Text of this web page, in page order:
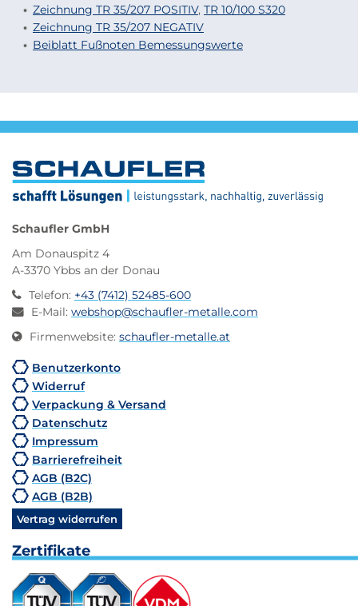
Zeichnung TR 35/207 POSITIV, TR 10/100 S320
Zeichnung TR 35/207 NEGATIV
Beiblatt Fußnoten Bemessungswerte
Schaufler GmbH
Am Donauspitz 4
A-3370 Ybbs an der Donau
Telefon: +43 (7412) 52485-600
E-Mail: webshop@schaufler-metalle.com
Firmenwebsite: schaufler-metalle.at
Benutzerkonto
Widerruf
Verpackung & Versand
Datenschutz
Impressum
Barrierefreiheit
AGB (B2C)
AGB (B2B)
Vertrag widerrufen
Zertifikate